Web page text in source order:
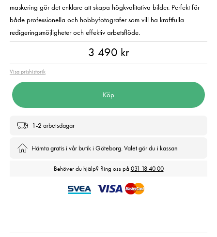
maskering gör det enklare att skapa högkvalitativa bilder. Perfekt för
både professionella och hobbyfotografer som vill ha kraftfulla
redigeringsmöjligheter och effektiv arbetsflöde.
3 490 kr
Visa prishistorik
Köp
1-2 arbetsdagar
Hämta gratis i vår butik i Göteborg. Valet gör du i kassan
Behöver du hjälp? Ring oss på 031 18 40 00